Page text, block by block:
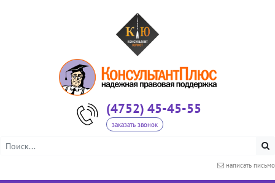
(4752) 45-45-55
заказать звонок
написать письмо